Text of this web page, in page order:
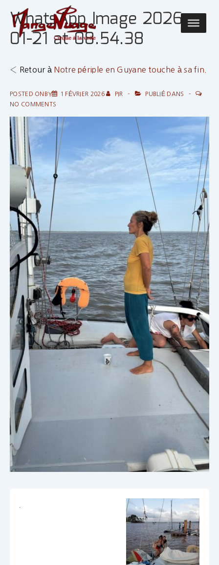
passer
contenu
Main
WhatsApp Image 2026-
01-21 at 08.54.38
‹ Retour à Notre périple en Guyane touche à sa fin.
POSTED ONBY 1 FÉVRIER 2026 PIR
PUBLIÉ DANS
NO COMMENTS